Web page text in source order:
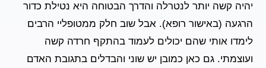
יהיה קשה יותר לנטרלה והדרך הבטוחה היא נטילת כדור
הרגעה (באישור רופא). אבל שוב חלק ממטופליי הרבים
לימדו אותי שהם יכולים לעמוד בהתקף חרדה קשה
ועוצמתי. גם כאן כמובן יש שוני והבדלים בתגובת האדם